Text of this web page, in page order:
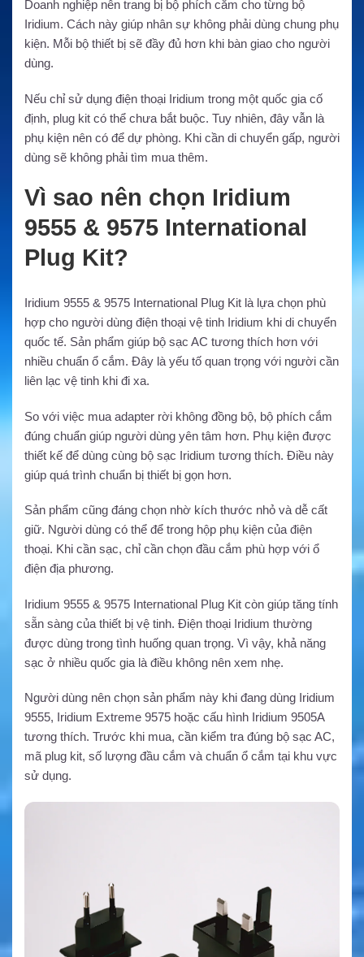
Doanh nghiệp nên trang bị bộ phích cắm cho từng bộ
Iridium. Cách này giúp nhân sự không phải dùng chung phụ
kiện. Mỗi bộ thiết bị sẽ đầy đủ hơn khi bàn giao cho người
dùng.
Nếu chỉ sử dụng điện thoại Iridium trong một quốc gia cố
định, plug kit có thể chưa bắt buộc. Tuy nhiên, đây vẫn là
phụ kiện nên có để dự phòng. Khi cần di chuyển gấp, người
dùng sẽ không phải tìm mua thêm.
Vì sao nên chọn Iridium
9555 & 9575 International
Plug Kit?
Iridium 9555 & 9575 International Plug Kit là lựa chọn phù
hợp cho người dùng điện thoại vệ tinh Iridium khi di chuyển
quốc tế. Sản phẩm giúp bộ sạc AC tương thích hơn với
nhiều chuẩn ổ cắm. Đây là yếu tố quan trọng với người cần
liên lạc vệ tinh khi đi xa.
So với việc mua adapter rời không đồng bộ, bộ phích cắm
đúng chuẩn giúp người dùng yên tâm hơn. Phụ kiện được
thiết kế để dùng cùng bộ sạc Iridium tương thích. Điều này
giúp quá trình chuẩn bị thiết bị gọn hơn.
Sản phẩm cũng đáng chọn nhờ kích thước nhỏ và dễ cất
giữ. Người dùng có thể để trong hộp phụ kiện của điện
thoại. Khi cần sạc, chỉ cần chọn đầu cắm phù hợp với ổ
điện địa phương.
Iridium 9555 & 9575 International Plug Kit còn giúp tăng tính
sẵn sàng của thiết bị vệ tinh. Điện thoại Iridium thường
được dùng trong tình huống quan trọng. Vì vậy, khả năng
sạc ở nhiều quốc gia là điều không nên xem nhẹ.
Người dùng nên chọn sản phẩm này khi đang dùng Iridium
9555, Iridium Extreme 9575 hoặc cấu hình Iridium 9505A
tương thích. Trước khi mua, cần kiểm tra đúng bộ sạc AC,
mã plug kit, số lượng đầu cắm và chuẩn ổ cắm tại khu vực
sử dụng.